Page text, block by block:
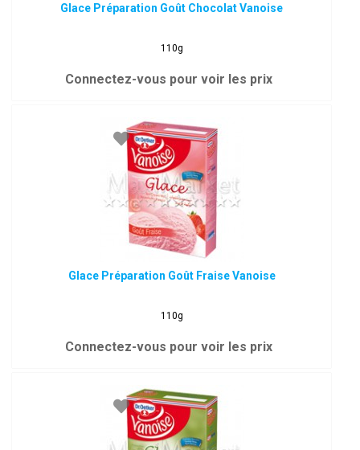
Glace Préparation Goût Chocolat Vanoise
110g
Connectez-vous pour voir les prix
Glace Préparation Goût Fraise Vanoise
110g
Connectez-vous pour voir les prix